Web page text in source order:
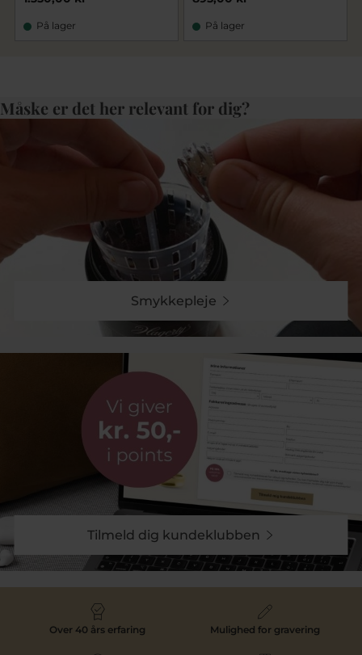
På lager På lager
Måske er det her relevant for dig?
Smykkepleje
Tilmeld dig kundeklubben
Over 40 års erfaring Mulighed for gravering